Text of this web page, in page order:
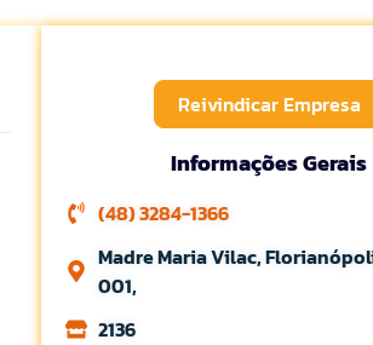
Reivindicar Empresa
Informações Gerais
(48) 3284-1366
Madre Maria Vilac,
001,
2136